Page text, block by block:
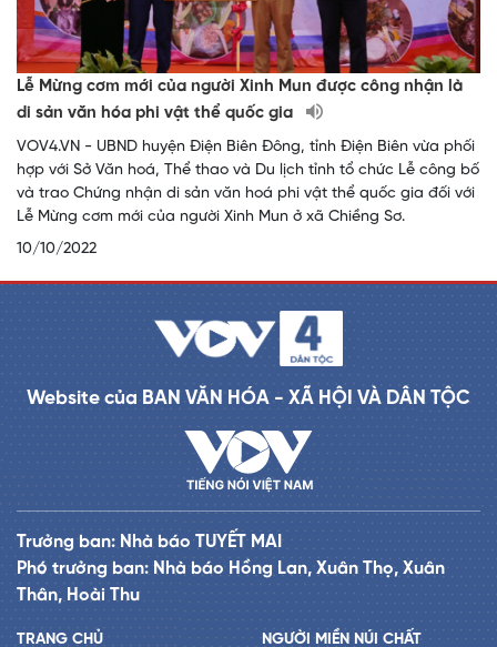
Lễ Mừng cơm mới của người Xinh Mun được công nhận là
di sản văn hóa phi vật thể quốc gia
VOV4.VN - UBND huyện Điện Biên Đông, tỉnh Điện Biên vừa phối
hợp với Sở Văn hoá, Thể thao và Du lịch tỉnh tổ chức Lễ công bố
và trao Chứng nhận di sản văn hoá phi vật thể quốc gia đối với
Lễ Mừng cơm mới của người Xinh Mun ở xã Chiềng Sơ.
10/10/2022
Website của BAN VĂN HÓA - XÃ HỘI VÀ DÂN TỘC
Trưởng ban: Nhà báo TUYẾT MAI
Phó trưởng ban: Nhà báo Hồng Lan, Xuân Thọ, Xuân
Thân, Hoài Thu
TRANG CHỦ NGƯỜI MIỀN NÚI CHẤT